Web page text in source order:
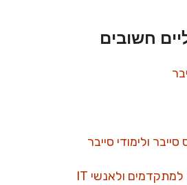
חשובים
ולימודי סייבר
למתקדמים ולאנשי IT